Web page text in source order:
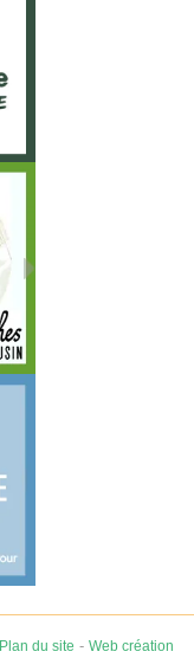
Plan du site - Web création